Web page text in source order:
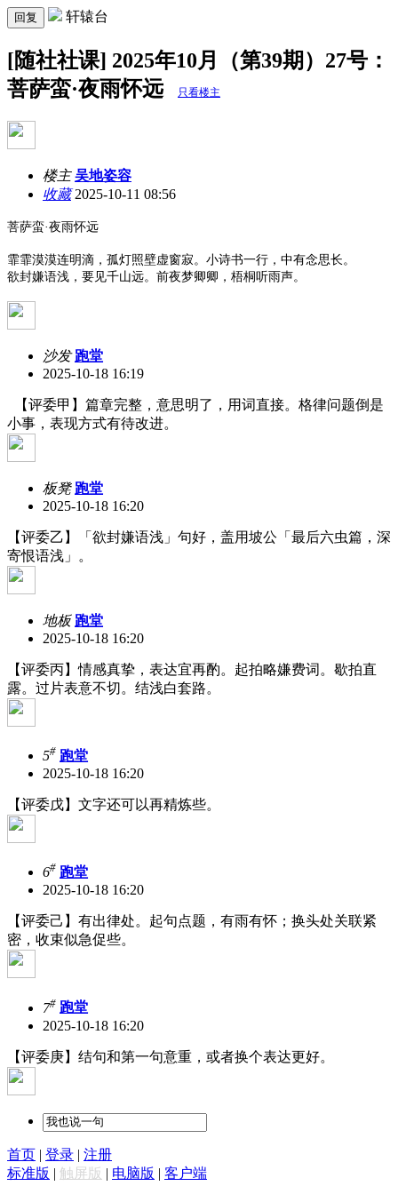
回复 轩辕台
[随社社课] 2025年10月（第39期）27号：
菩萨蛮·夜雨怀远
只看楼主
楼主 吴地姿容
收藏2025-10-11 08:56
菩萨蛮·夜雨怀远
霏霏漠漠连明滴，孤灯照壁虚窗寂。小诗书一行，中有念思长。
欲封嫌语浅，要见千山远。前夜梦卿卿，梧桐听雨声。
沙发 跑堂
2025-10-18 16:19
【评委甲】篇章完整，意思明了，用词直接。格律问题倒是
小事，表现方式有待改进。
板凳 跑堂
2025-10-18 16:20
【评委乙】「欲封嫌语浅」句好，盖用坡公「最后六虫篇，深
寄恨语浅」。
地板 跑堂
2025-10-18 16:20
【评委丙】情感真挚，表达宜再酌。起拍略嫌费词。歇拍直
露。过片表意不切。结浅白套路。
5# 跑堂
2025-10-18 16:20
【评委戊】文字还可以再精炼些。
6# 跑堂
2025-10-18 16:20
【评委己】有出律处。起句点题，有雨有怀；换头处关联紧
密，收束似急促些。
7# 跑堂
2025-10-18 16:20
【评委庚】结句和第一句意重，或者换个表达更好。
首页 | 登录 | 注册
标准版 | 触屏版 | 电脑版 | 客户端